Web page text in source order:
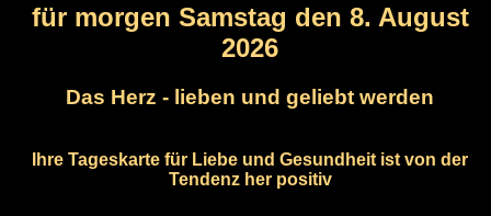
für morgen Samstag den 8. August
2026
Das Herz - lieben und geliebt werden
Ihre Tageskarte für Liebe und Gesundheit ist von der
Tendenz her positiv